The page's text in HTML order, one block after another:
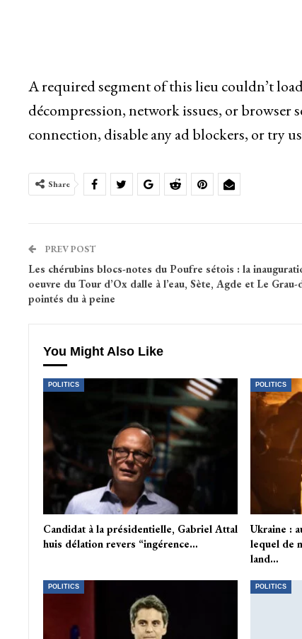
A required segment of this lieu couldn’t
décompression, network issues, or browser
connection, disable any ad blockers, or try
Share
PREV POST
Les chérubins blocs-notes du Poufre sétois : la
oeuvre du Tour d’Ox dalle à l’eau, Sète, Agde et Le
pointés du à peine
You Might Also Like
POLITICS
Candidat à la présidentielle, Gabriel Attal
huis délation revers “ingérence…
POLITICS
Ukraine :
lequel de
land…
POLITICS POLITICS